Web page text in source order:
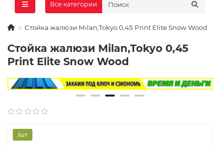
Все категории
Стойка жалюзи Milan,Tokyo 0,45 Print Elite Snow Wood
Стойка жалюзи Milan,Tokyo 0,45
Print Elite Snow Wood
/шт